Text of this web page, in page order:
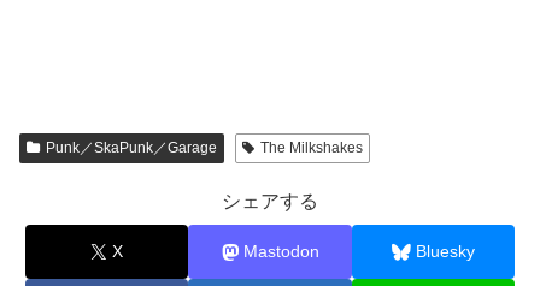
Punk／SkaPunk／Garage The Milkshakes
シェアする
X Mastodon Bluesky